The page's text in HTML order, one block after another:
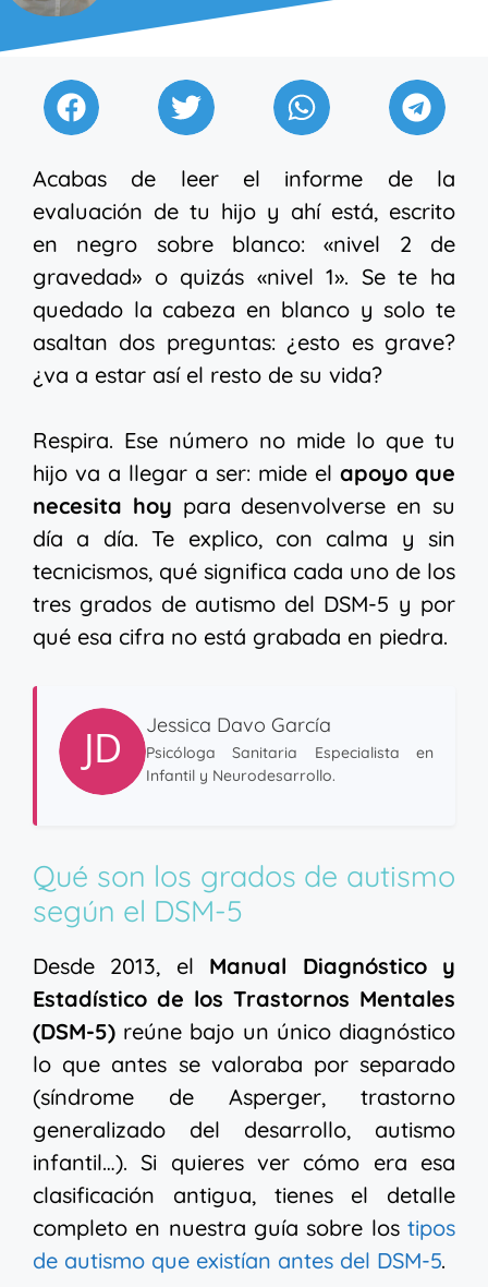
Acabas de leer el informe de la
evaluación de tu hijo y ahí está, escrito
en negro sobre blanco: «nivel 2 de
gravedad» o quizás «nivel 1». Se te ha
quedado la cabeza en blanco y solo te
asaltan dos preguntas: ¿esto es grave?
¿va a estar así el resto de su vida?
Respira. Ese número no mide lo que tu
hijo va a llegar a ser: mide el apoyo que
necesita hoy para desenvolverse en su
día a día. Te explico, con calma y sin
tecnicismos, qué significa cada uno de los
tres grados de autismo del DSM-5 y por
qué esa cifra no está grabada en piedra.
Jessica Davo García
Psicóloga Sanitaria Especialista en
Infantil y Neurodesarrollo.
Qué son los grados de autismo
según el DSM-5
Desde 2013, el Manual Diagnóstico y
Estadístico de los Trastornos Mentales
(DSM-5) reúne bajo un único diagnóstico
lo que antes se valoraba por separado
(síndrome de Asperger, trastorno
generalizado del desarrollo, autismo
infantil…). Si quieres ver cómo era esa
clasificación antigua, tienes el detalle
completo en nuestra guía sobre los tipos
de autismo que existían antes del DSM-5.